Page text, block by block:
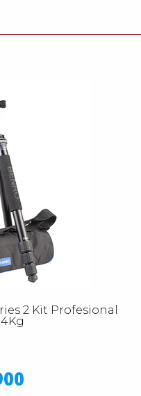
2 Kit Profesional